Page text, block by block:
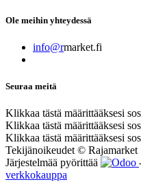
Ole meihin yhteydessä
info@rmarket.fi
Seuraa meitä
Klikkaa tästä määrittääksesi
Klikkaa tästä määrittääksesi
Klikkaa tästä määrittääksesi
Tekijänoikeudet © Rajamarket
Järjestelmää pyörittää
verkkokauppa